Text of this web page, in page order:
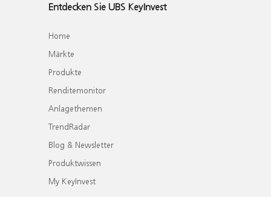
Entdecken Sie UBS KeyInvest
Home
Märkte
Produkte
Renditemonitor
Anlagethemen
TrendRadar
Blog & Newsletter
Produktwissen
My KeyInvest